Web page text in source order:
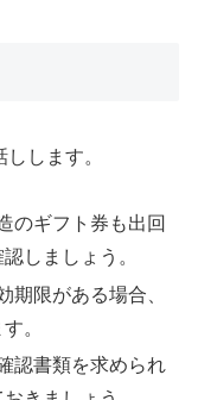
します。
のギフト券も出回
しましょう。
期限がある場合、
。
認書類を求められ